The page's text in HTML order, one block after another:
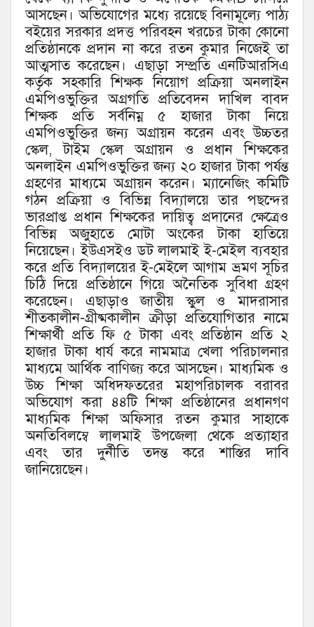
আসছেন। অভিযোগের মধ্যে রয়েছে বিনামূল্যে পাঠ্য
বইয়ের সরকার প্রদত্ত পরিবহন খরচের টাকা কোনো
প্রতিষ্ঠানকে প্রদান না করে রতন কুমার নিজেই তা
আত্মসাত করেছেন। এছাড়া সম্প্রতি এনটিআরসিএ
কর্তৃক সহকারি শিক্ষক নিয়োগ প্রক্রিয়া অনলাইন
এমপিওভুক্তির অগ্রগতি প্রতিবেদন দাখিল বাবদ
শিক্ষক প্রতি সর্বনিম্ন ৫ হাজার টাকা নিয়ে
এমপিওভুক্তির জন্য অগ্রায়ন করেন এবং উচ্চতর
স্কেল, টাইম স্কেল অগ্রায়ন ও প্রধান শিক্ষকের
অনলাইন এমপিওভুক্তির জন্য ২০ হাজার টাকা পর্যন্ত
গ্রহণের মাধ্যমে অগ্রায়ন করেন। ম্যানেজিং কমিটি
গঠন প্রক্রিয়া ও বিভিন্ন বিদ্যালয়ে তার পছন্দের
ভারপ্রাপ্ত প্রধান শিক্ষকের দায়িত্ব প্রদানের ক্ষেত্রেও
বিভিন্ন অজুহাতে মোটা অংকের টাকা হাতিয়ে
নিয়েছেন। ইউএসইও ডট লালমাই ই-মেইল ব্যবহার
করে প্রতি বিদ্যালয়ের ই-মেইলে আগাম ভ্রমণ সূচির
চিঠি দিয়ে প্রতিষ্ঠানে গিয়ে অনৈতিক সুবিধা গ্রহণ
করেছেন। এছাড়াও জাতীয় স্কুল ও মাদরাসার
শীতকালীন-গ্রীষ্মকালীন ক্রীড়া প্রতিযোগিতার নামে
শিক্ষার্থী প্রতি ফি ৫ টাকা এবং প্রতিষ্ঠান প্রতি ২
হাজার টাকা ধার্য করে নামমাত্র খেলা পরিচালনার
মাধ্যমে আর্থিক বাণিজ্য করে আসছেন। মাধ্যমিক ও
উচ্চ শিক্ষা অধিদফতরের মহাপরিচালক বরাবর
অভিযোগ করা ৪৪টি শিক্ষা প্রতিষ্ঠানের প্রধানগণ
মাধ্যমিক শিক্ষা অফিসার রতন কুমার সাহাকে
অনতিবিলম্বে লালমাই উপজেলা থেকে প্রত্যাহার
এবং তার দুর্নীতি তদন্ত করে শাস্তির দাবি
জানিয়েছেন।